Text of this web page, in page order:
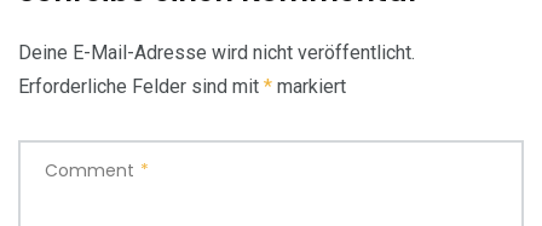
Deine E-Mail-Adresse wird nicht veröffentlicht.
Erforderliche Felder sind mit * markiert
Comment *